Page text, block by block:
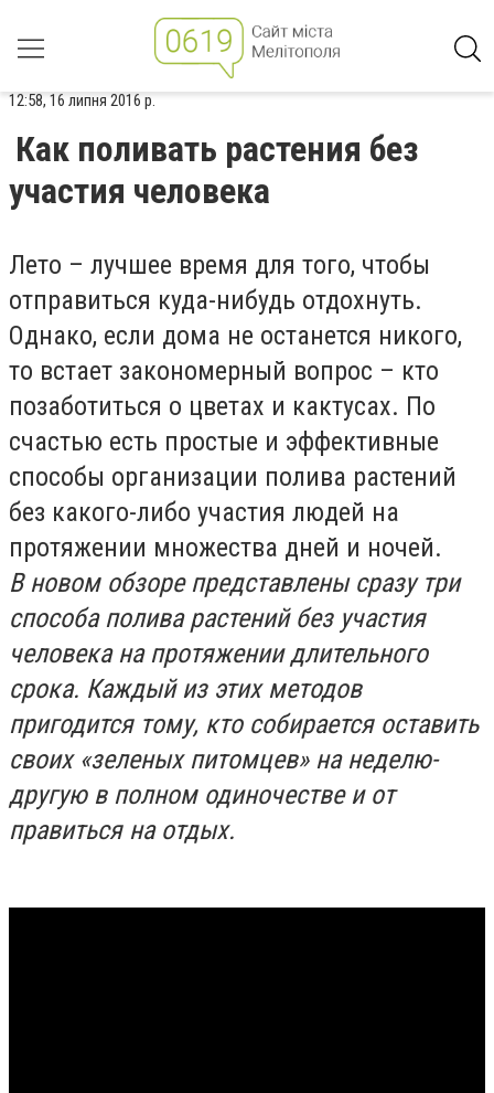
12:58, 16 липня 2016 р.
Как поливать растения без
участия человека
Лето – лучшее время для того, чтобы
отправиться куда-нибудь отдохнуть.
Однако, если дома не останется никого,
то встает закономерный вопрос – кто
позаботиться о цветах и кактусах. По
счастью есть простые и эффективные
способы организации полива растений
без какого-либо участия людей на
протяжении множества дней и ночей.
В новом обзоре представлены сразу три
способа полива растений без участия
человека на протяжении длительного
срока. Каждый из этих методов
пригодится тому, кто собирается оставить
своих «зеленых питомцев» на неделю-
другую в полном одиночестве и от
правиться на отдых.